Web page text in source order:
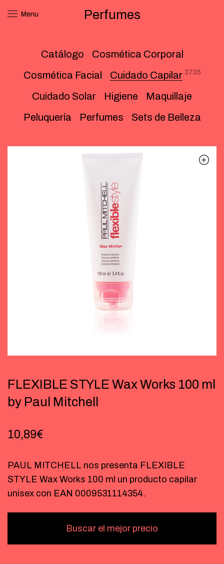
Menu Perfumes
Catálogo
Cosmética Corporal
Cosmética Facial
Cuidado Capilar 3735
Cuidado Solar Higiene
Maquillaje
Peluquería
Perfumes Sets de Belleza
FLEXIBLE STYLE Wax Works 100 ml
by Paul Mitchell
10,89€
PAUL MITCHELL nos presenta FLEXIBLE
STYLE Wax Works 100 ml un producto capilar
unisex con EAN 0009531114354.
Buscar el mejor precio